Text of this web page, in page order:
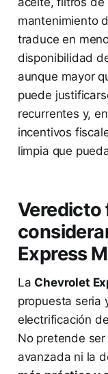
mantenimiento
traduce en
disponibilidad
aunque mayor
puede
recurrentes y,
incentivos
limpia que
Veredicto
Express
La Chevrolet
propuesta seria
electrificación
No pretende
avanzada ni la